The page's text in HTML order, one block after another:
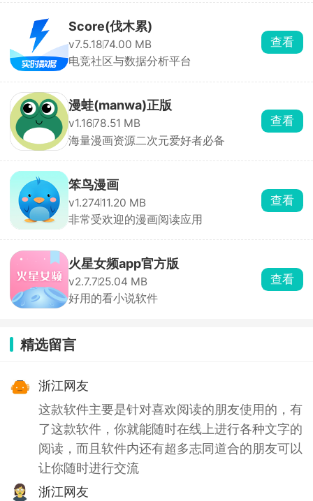
Score(伐木累)
v7.5.1874.00 MB
电竞社区与数据分析平台
查看
漫蛙(manwa)正版
v1.1678.51 MB
海量漫画资源二次元爱好者必备
查看
笨鸟漫画
v1.27411.20 MB
非常受欢迎的漫画阅读应用
查看
火星女频app官方版
v2.7.725.04 MB
好用的看小说软件
查看
精选留言
浙江网友
这款软件主要是针对喜欢阅读的朋友使用的，有
了这款软件，你就能随时在线上进行各种文字的
阅读，而且软件内还有超多志同道合的朋友可以
让你随时进行交流
浙江网友